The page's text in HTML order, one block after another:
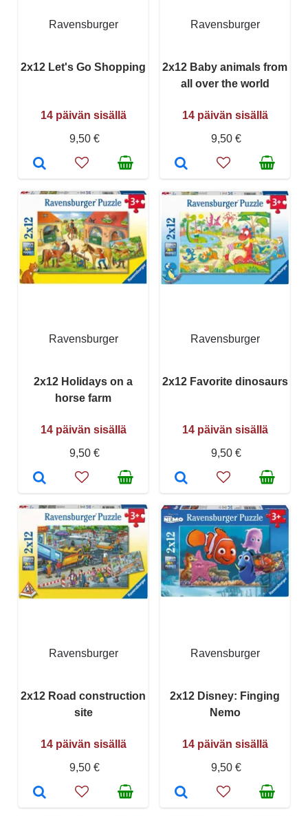
Ravensburger
2x12 Let's Go Shopping
14 päivän sisällä
9,50 €
Ravensburger
2x12 Baby animals from
all over the world
14 päivän sisällä
9,50 €
Ravensburger
2x12 Holidays on a
horse farm
14 päivän sisällä
9,50 €
Ravensburger
2x12 Favorite dinosaurs
14 päivän sisällä
9,50 €
Ravensburger
2x12 Road construction
site
14 päivän sisällä
9,50 €
Ravensburger
2x12 Disney: Finging
Nemo
14 päivän sisällä
9,50 €